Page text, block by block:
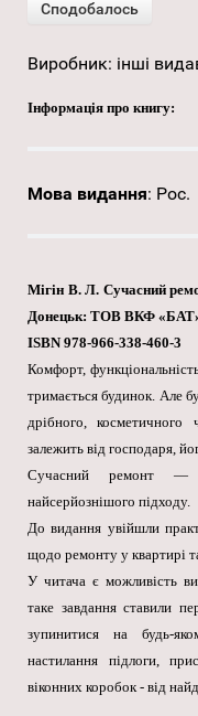
Виробник: інші
Інформація про книгу:
Мова видання: Рос.
Мігін В. Л. Сучасний
Донецьк: ТОВ ВКФ «БАТ»,
ISBN 978-966-338-460-3
Комфорт,
тримається будинок. Але
дрібного, косметичного
залежить від господаря,
Сучасний ремонт —
найсерйознішого підходу.
До видання увійшли
щодо ремонту у квартирі
У читача є можливість
таке завдання ставили
зупинитися на будь-
настилання підлоги,
віконних коробок - від